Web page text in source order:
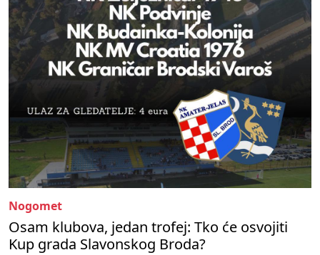
Nogomet
Osam klubova, jedan trofej: Tko će osvojiti
Kup grada Slavonskog Broda?